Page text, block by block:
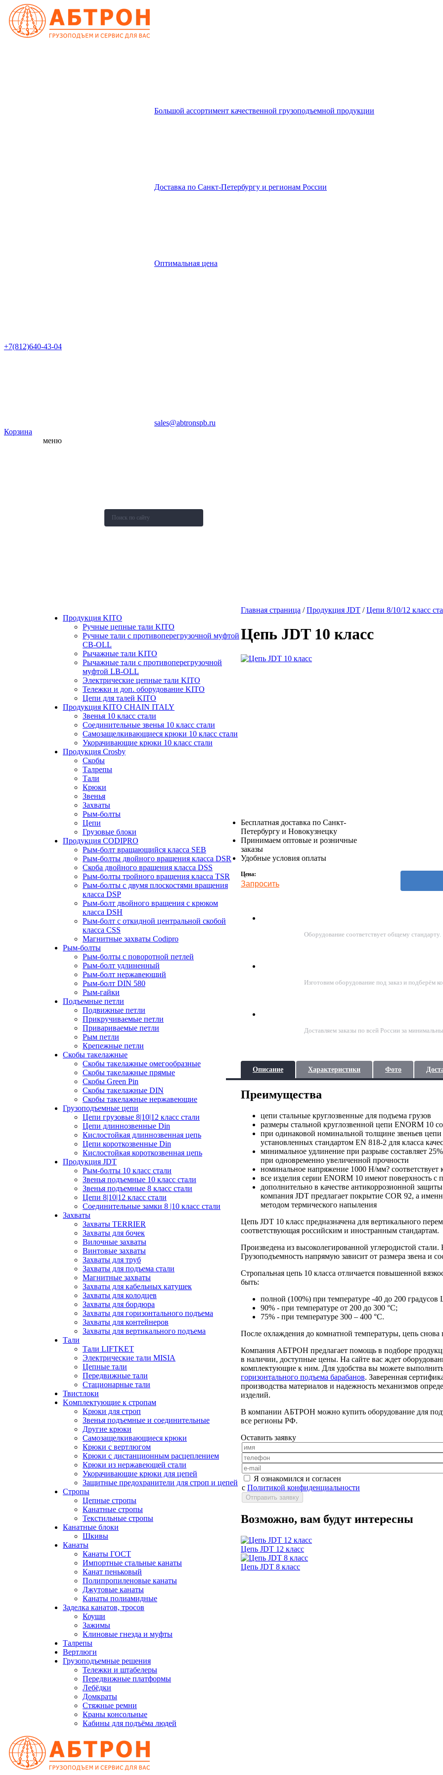
Большой ассортимент качественной грузоподъемной продукции
Доставка по Санкт-Петербургу и регионам России
Оптимальная цена
+7(812)640-43-04
sales@abtronspb.ru
Корзина
меню
Продукция KITO
Ручные цепные тали KITO
Ручные тали с противоперегрузочной муфтой
СВ-OLL
Рычажные тали KITO
Рычажные тали с противоперегрузочной
муфтой LB-OLL
Электрические цепные тали KITO
Тележки и доп. оборудование KITO
Цепи для талей KITO
Продукция KITO CHAIN ITALY
Звенья 10 класс стали
Соединительные звенья 10 класс стали
Самозащелкивающиеся крюки 10 класс стали
Укорачивающие крюки 10 класс стали
Продукция Crosby
Скобы
Талрепы
Тали
Крюки
Звенья
Захваты
Рым-болты
Цепи
Грузовые блоки
Продукция CODIPRO
Рым-болт вращающийся класса SEB
Рым-болты двойного вращения класса DSR
Скоба двойного вращения класса DSS
Рым-болты тройного вращения класса TSR
Рым-болты с двумя плоскостями вращения
класса DSP
Рым-болт двойного вращения с крюком
класса DSH
Рым-болт с откидной центральной скобой
класса CSS
Магнитные захваты Codipro
Рым-болты
Рым-болты с поворотной петлей
Рым-болт удлиненный
Рым-болт нержавеющий
Рым-болт DIN 580
Рым-гайки
Подъемные петли
Подвижные петли
Прикручиваемые петли
Привариваемые петли
Рым петли
Крепежные петли
Скобы такелажные
Скобы такелажные омегообразные
Скобы такелажные прямые
Скобы Green Pin
Скобы такелажные DIN
Скобы такелажные нержавеющие
Грузоподъемные цепи
Цепи грузовые 8|10|12 класс стали
Цепи длиннозвенные Din
Кислостойкая длиннозвенная цепь
Цепи короткозвенные Din
Кислостойкая короткозвенная цепь
Продукция JDT
Рым-болты 10 класс стали
Звенья подъемные 10 класс стали
Звенья подъемные 8 класс стали
Цепи 8|10|12 класс стали
Соединительные замки 8 |10 класс стали
Захваты
Захваты TERRIER
Захваты для бочек
Вилочные захваты
Винтовые захваты
Захваты для труб
Захваты для подъема стали
Магнитные захваты
Захваты для кабельных катушек
Захваты для колодцев
Захваты для бордюра
Захваты для горизонтального подъема
Захваты для контейнеров
Захваты для вертикального подъема
Тали
Тали LIFTKET
Электрические тали MISIA
Цепные тали
Передвижные тали
Стационарные тали
Твистлоки
Kомплектующие к стропам
Крюки для строп
Звенья подъемные и соединительные
Другие крюки
Самозащелкивающиеся крюки
Крюки с вертлюгом
Крюки с дистанционным расцеплением
Крюки из нержавеющей стали
Укорачивающие крюки для цепей
Защитные предохранители для строп и цепей
Стропы
Цепные стропы
Канатные стропы
Текстильные стропы
Канатные блоки
Шкивы
Канаты
Канаты ГОСТ
Импортные стальные канаты
Канат пеньковый
Полипропиленовые канаты
Джутовые канаты
Канаты полиамидные
Заделка канатов, тросов
Коуши
Зажимы
Клиновые гнезда и муфты
Талрепы
Вертлюги
Грузоподъемные решения
Тележки и штабелеры
Передвижные платформы
Лебёдки
Домкраты
Стяжные ремни
Краны консольные
Кабины для подъёма людей
Главная страница /Продукция JDT /Цепи 8/10/12 класс
Цепь JDT 10 класс
Бесплатная доставка по Санкт-
Петербургу и Новокузнецку
Принимаем оптовые и розничные
заказы
Удобные условия оплаты
Цена:
Запросить
Оборудование соответствует общему стандарту.
Изготовим оборудование под заказ и подберём
Доставляем заказы по всей России за
Описание Характеристики Фото
Преимущества
цепи стальные круглозвенные для подъема грузов
размеры стальной круглозвенной цепи ENORM 10
при одинаковой номинальной толщине звеньев
установленных стандартом EN 818-2 для класса
минимальное удлинение при разрыве составляет
при одновременно увеличенной прочности
номинальное напряжение 1000 Н/мм? соответствует
все изделия серии ENORM 10 имеют поверхность
дополнительно в качестве антикоррозионной
компания JDT предлагает покрытие COR 92, а
методом термического напыления
Цепь JDT 10 класс предназначена для вертикального
соответствующая российским и иностранным стандартам.
Произведена из высоколегированной углеродистой
Грузоподъемность напрямую зависит от размера звена и
Стропальная цепь 10 класса отличается повышенной
быть:
полной (100%) при температуре -40 до 200 градусов
90% - при температуре от 200 до 300 °C;
75% - при температуре 300 – 400 °C.
После охлаждения до комнатной температуры, цепь
Компания АБТРОН предлагает помощь в подборе
в наличии, доступные цены. На сайте вас ждет
комплектующие к ним. Для удобства вы можете
горизонтального подъема барабанов. Заверенная
производства материалов и надежность механизмов
изделий.
В компании АБТРОН можно купить оборудование для
все регионы РФ.
Оставить заявку
Я ознакомился и согласен
с Политикой конфиденциальности
Возможно, вам будут интересны
Цепь JDT 12 класс
Цепь JDT 8 класс